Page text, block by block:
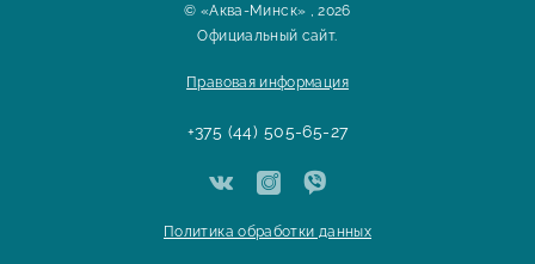
© «Аква-Минск» , 2026
Официальный сайт.
Правовая информация
Политика обработки данных
+375 (44) 505-65-27